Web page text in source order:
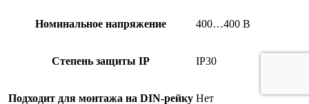
Номинальное напряжение 400…400 В
Степень защиты IP IP30
Подходит для монтажа на DIN-рейку Нет